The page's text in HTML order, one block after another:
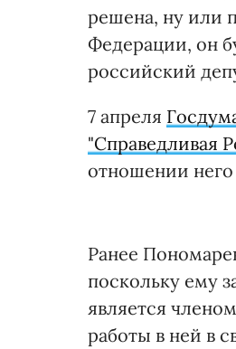
решена, ну или
Федерации, он
российский
7 апреля
"Справедливая
отношении него
Ранее
поскольку ему
является
работы в ней в